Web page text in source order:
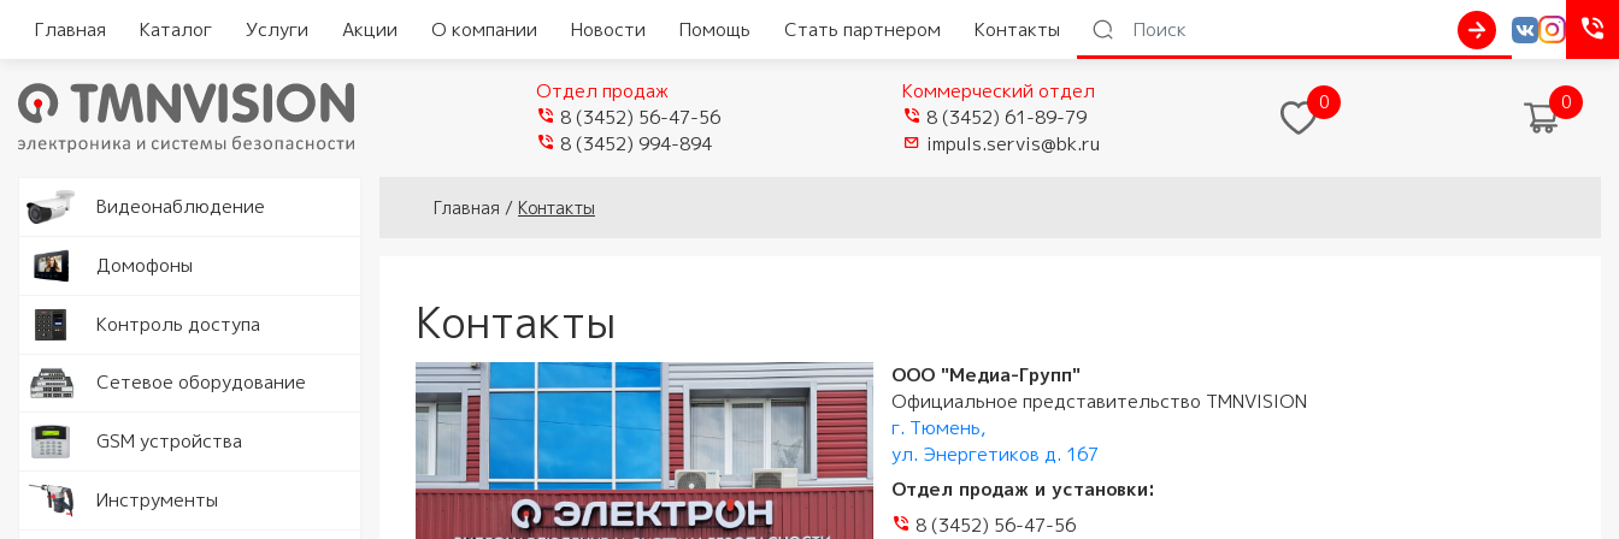
Главная Каталог Услуги Акции О компании Новости Помощь Стать партнером Контакты
Отдел продаж
8 (3452) 56-47-56
8 (3452) 994-894
Коммерческий отдел
8 (3452) 61-89-79
impuls.servis@bk.ru
0 0
Видеонаблюдение Видеокамеры
Муляжи камер
автомобилей
Программное обеспечение
Разъемы и аксессуары
Домофоны
IP видеодомофоны
Комплекты
видеодомофонов
Вызывные панели
Аудио трубки
Контроль доступа Считыватели
Замки и защелки
Кнопки выхода
Доводчики
Сетевое оборудование Серверы
Точки доступа и мосты
Роутеры и модемы
GSM устройства
Инструменты Рации
Вы здесь
Главная / Контакты
Контакты
ООО "Медиа-Групп"
Официальное представительство TMNVISION
г. Тюмень,
ул. Энергетиков д. 167
Отдел продаж и установки:
8 (3452) 56-47-56